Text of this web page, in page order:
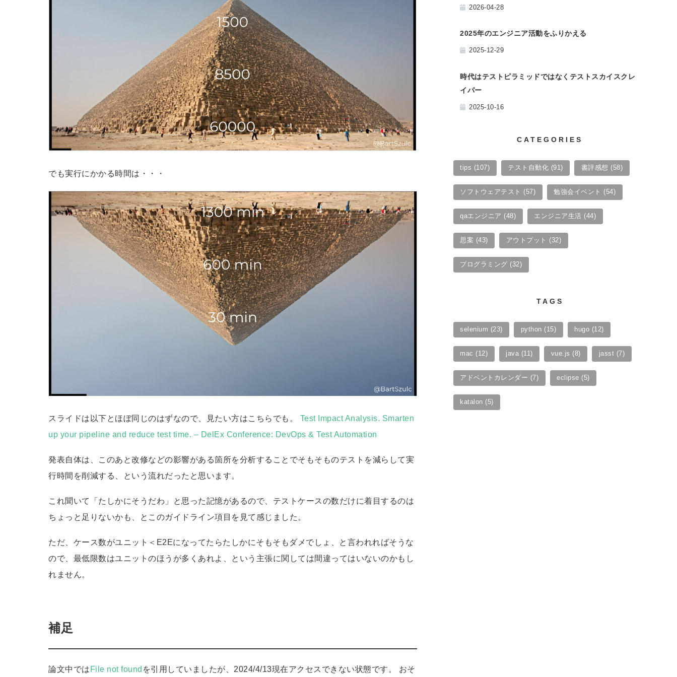
でも実行にかかる時間は・・・
スライドは以下とほぼ同じのはずなので、見たい方はこちらでも。 Test Impact Analysis. Smarten
up your pipeline and reduce test time. – DelEx Conference: DevOps & Test Automation
発表自体は、このあと改修などの影響がある箇所を分析することでそもそものテストを減らして実
行時間を削減する、という流れだったと思います。
これ聞いて「たしかにそうだわ」と思った記憶があるので、テストケースの数だけに着目するのは
ちょっと足りないかも、とこのガイドライン項目を見て感じました。
ただ、ケース数がユニット＜E2Eになってたらたしかにそもそもダメでしょ、と言われればそうな
ので、最低限数はユニットのほうが多くあれよ、という主張に関しては間違ってはいないのかもし
れません。
補足
論文中では File not found を引用していましたが、2024/4/13現在アクセスできない状態です。 おそ
2026-04-28
2025年のエンジニア活動をふりかえる
2025-12-29
時代はテストピラミッドではなくテストスカイスクレ
イパー
2025-10-16
CATEGORIES
tips (107) テスト自動化 (91) 書評感想 (58)
ソフトウェアテスト (57) 勉強会イベント (54)
qaエンジニア (48) エンジニア生活 (44)
思案 (43) アウトプット (32)
プログラミング (32)
TAGS
selenium (23) python (15) hugo (12)
mac (12) java (11) vue.js (8) jasst (7)
アドベントカレンダー (7) eclipse (5)
katalon (5)